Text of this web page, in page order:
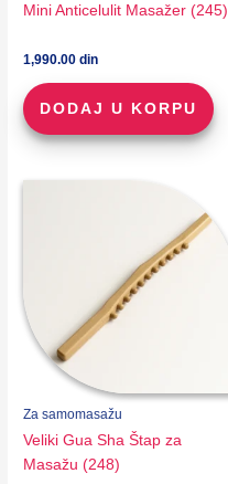
Mini Anticelulit Masažer (245)
1,990.00din
DODAJ U KORPU
Za samomasažu
Veliki Gua Sha Štap za
Masažu (248)